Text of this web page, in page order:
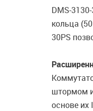
DMS-
кольца
30PS
штормом и
основе их